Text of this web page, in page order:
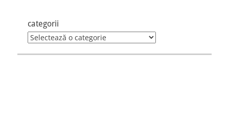
categorii
categorii